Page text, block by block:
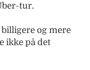
tur.
og mere
ikke på det